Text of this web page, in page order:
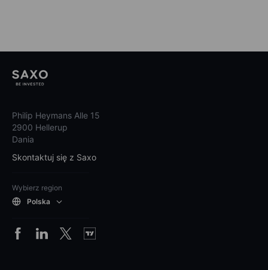
Philip Heymans Alle 15
2900 Hellerup
Dania
Skontaktuj się z Saxo
Wybierz region
Polska